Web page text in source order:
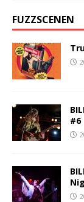
FUZZSCENEN
#6